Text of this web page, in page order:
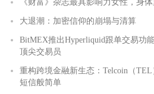
《财富》杂志最具影响力女性，身
大退潮：加密信仰的崩塌与清算
BitMEX推出Hyperliquid跟单交易功
顶尖交易员
重构跨境金融新生态：Telcoin（
短信般简单